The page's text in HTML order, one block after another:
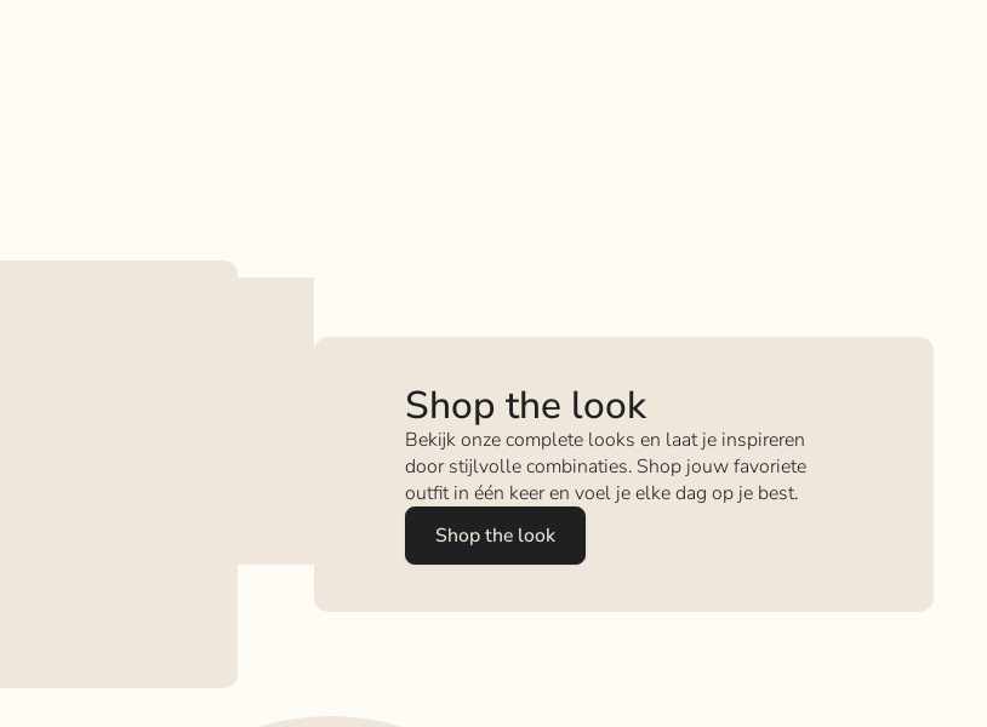
Shop the look
Bekijk onze complete looks en laat je inspireren
door stijlvolle combinaties. Shop jouw favoriete
outfit in één keer en voel je elke dag op je best.
Shop the look